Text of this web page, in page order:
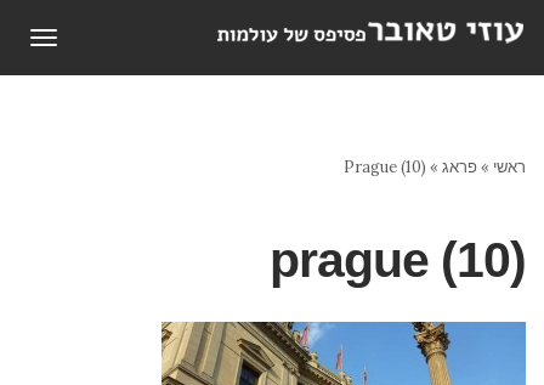
ראשי »פראג »
Prague (10)
prague (10)